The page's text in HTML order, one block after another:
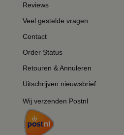
Reviews
Veel gestelde vragen
Contact
Order Status
Retouren & Annuleren
Uitschrijven nieuwsbrief
Wij verzenden Postnl